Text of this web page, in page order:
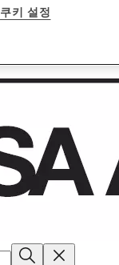
쿠키 설정